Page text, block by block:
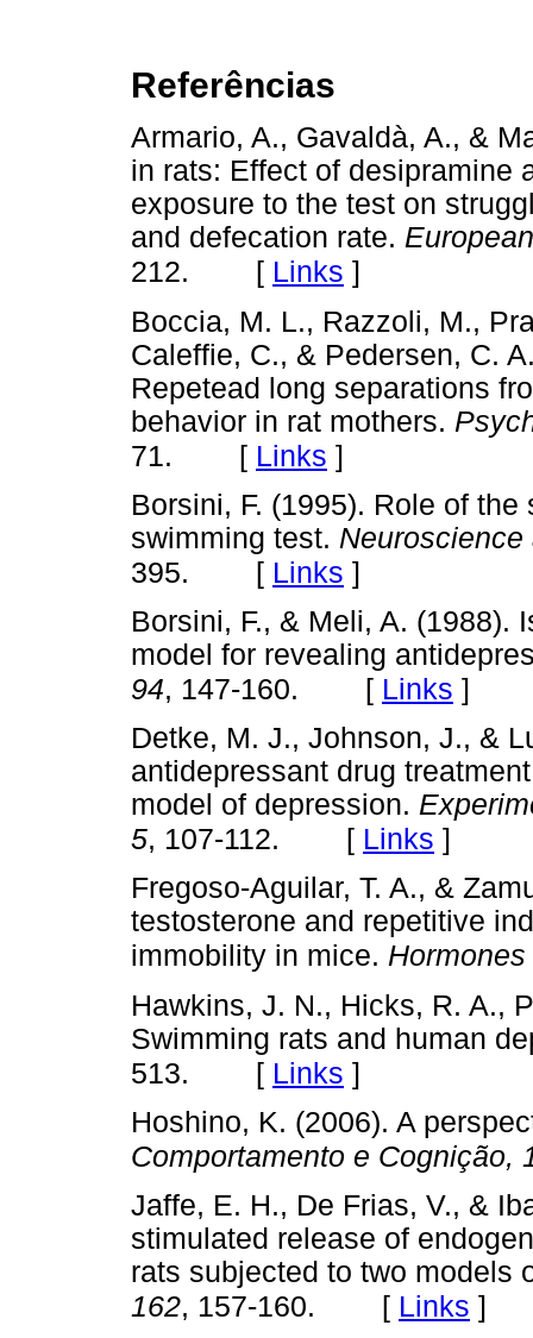
Referências
Armario, A., Gavaldà, A., &
in rats: Effect of desipramine
exposure to the test on
and defecation rate.
212. [ Links ]
Boccia, M. L., Razzoli, M.,
Caleffie, C., & Pedersen, C.
Repetead long separations
behavior in rat mothers.
71. [ Links ]
Borsini, F. (1995). Role of
swimming test.
395. [ Links ]
Borsini, F., & Meli, A. (1988).
model for revealing
94, 147-160. [ Links ]
Detke, M. J., Johnson, J., &
antidepressant drug
model of depression.
5, 107-112. [ Links ]
Fregoso-Aguilar, T. A., &
testosterone and repetitive
immobility in mice.
Hawkins, J. N., Hicks, R. A.,
Swimming rats and human
513. [ Links ]
Hoshino, K. (2006). A
Comportamento e Cognição,
Jaffe, E. H., De Frias, V., &
stimulated release of
rats subjected to two models
162, 157-160. [ Links ]